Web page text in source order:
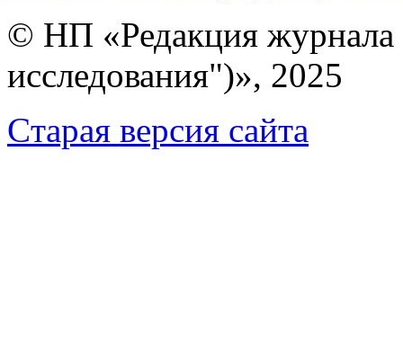
© НП «Редакция
исследования")», 2025
Cтарая версия сайта